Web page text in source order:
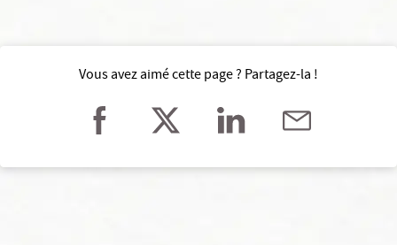
Vous avez aimé cette page ? Partagez-la !